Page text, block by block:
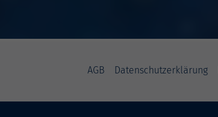
AGB Datenschutzerklärung